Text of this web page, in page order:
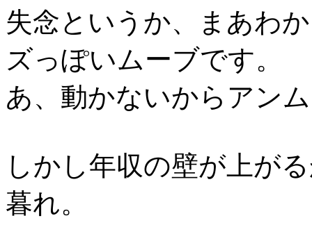
失念というか、まあわ
ズっぽいムーブです。
あ、動かないからアン
しかし年収の壁が上が
暮れ。